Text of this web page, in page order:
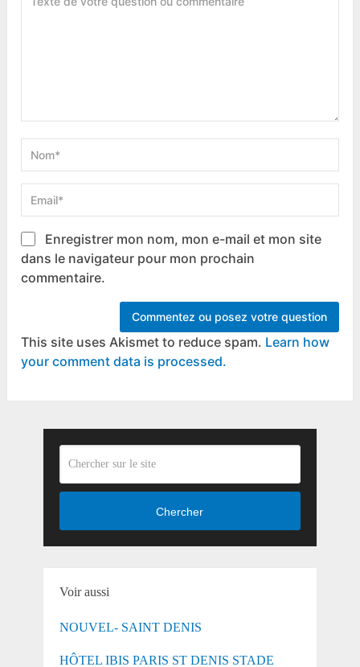
Enregistrer mon nom, mon e-mail et mon site
dans le navigateur pour mon prochain
commentaire.
This site uses Akismet to reduce spam. Learn how
your comment data is processed.
Chercher
Voir aussi
NOUVEL- SAINT DENIS
HÔTEL IBIS PARIS ST DENIS STADE